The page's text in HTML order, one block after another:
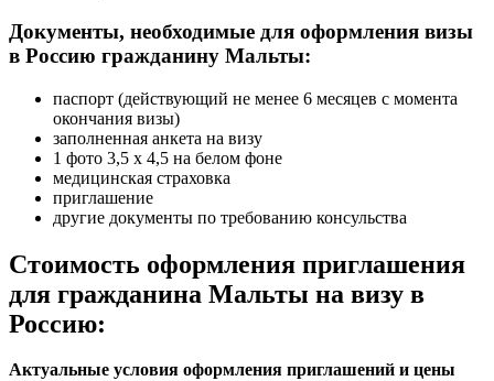
Документы, необходимые для оформления визы
в Россию гражданину Мальты:
паспорт (действующий не менее 6 месяцев с момента
окончания визы)
заполненная анкета на визу
1 фото 3,5 х 4,5 на белом фоне
медицинская страховка
приглашение
другие документы по требованию консульства
Стоимость оформления приглашения
для гражданина Мальты на визу в
Россию:
Актуальные условия оформления приглашений и цены